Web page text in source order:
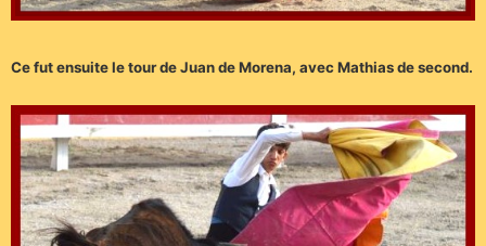
Ce fut ensuite le tour de Juan de Morena, avec Mathias de second.